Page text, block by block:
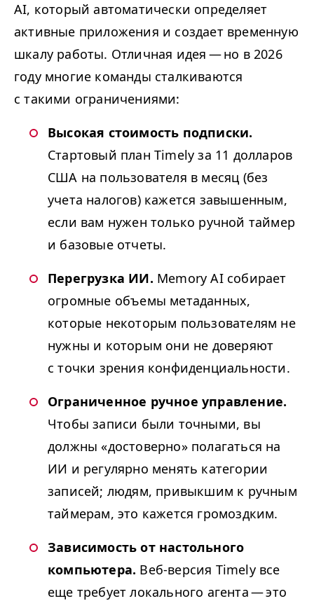
AI, который автоматически определяет
активные приложения и создает временную
шкалу работы. Отличная идея — но в 2026
году многие команды сталкиваются
с такими ограничениями:
Высокая стоимость подписки.
Стартовый план Timely за 11 долларов
США на пользователя в месяц (без
учета налогов) кажется завышенным,
если вам нужен только ручной таймер
и базовые отчеты.
Перегрузка ИИ. MemoryAIсобирает
огромные объемы метаданных,
которые некоторым пользователям не
нужны и которым они не доверяют
с точки зрения конфиденциальности.
Ограниченное ручное управление.
Чтобы записи были точными, вы
должны «достоверно» полагаться на
ИИ и регулярно менять категории
записей; людям, привыкшим к ручным
таймерам, это кажется громоздким.
Зависимость от настольного
компьютера. Веб-версия Timely все
еще требует локального агента — это